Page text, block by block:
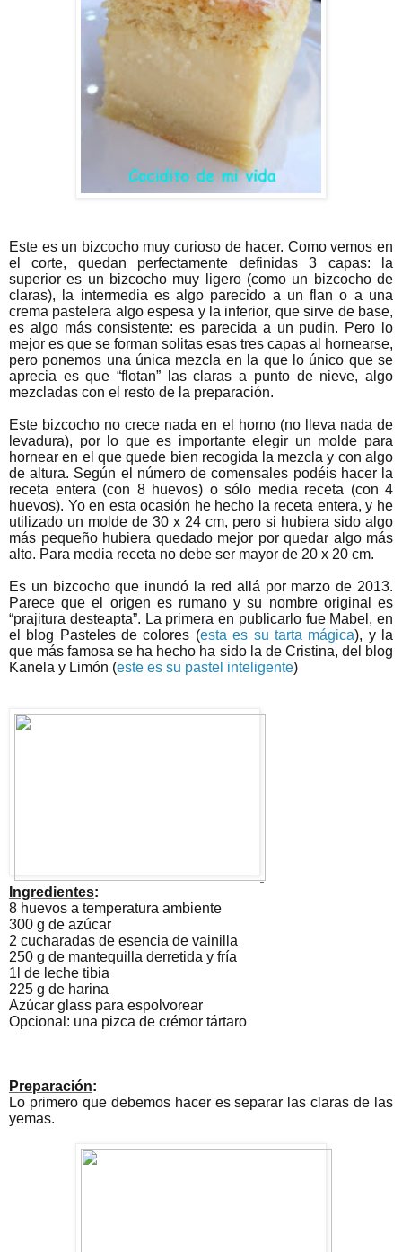
Este es un bizcocho muy curioso de hacer. Como vemos en
el corte, quedan perfectamente definidas 3 capas: la
superior es un bizcocho muy ligero (como un bizcocho de
claras), la intermedia es algo parecido a un flan o a una
crema pastelera algo espesa y la inferior, que sirve de base,
es algo más consistente: es parecida a un pudin. Pero lo
mejor es que se forman solitas esas tres capas al hornearse,
pero ponemos una única mezcla en la que lo único que se
aprecia es que “flotan” las claras a punto de nieve, algo
mezcladas con el resto de la preparación.
Este bizcocho no crece nada en el horno (no lleva nada de
levadura), por lo que es importante elegir un molde para
hornear en el que quede bien recogida la mezcla y con algo
de altura. Según el número de comensales podéis hacer la
receta entera (con 8 huevos) o sólo media receta (con 4
huevos). Yo en esta ocasión he hecho la receta entera, y he
utilizado un molde de 30 x 24 cm, pero si hubiera sido algo
más pequeño hubiera quedado mejor por quedar algo más
alto. Para media receta no debe ser mayor de 20 x 20 cm.
Es un bizcocho que inundó la red allá por marzo de 2013.
Parece que el origen es rumano y su nombre original es
“prajitura desteapta”. La primera en publicarlo fue Mabel, en
el blog Pasteles de colores (esta es su tarta mágica), y la
que más famosa se ha hecho ha sido la de Cristina, del blog
Kanela y Limón (este es su pastel inteligente)
Ingredientes:
8 huevos a temperatura ambiente
300 g de azúcar
2 cucharadas de esencia de vainilla
250 g de mantequilla derretida y fría
1l de leche tibia
225 g de harina
Azúcar glass para espolvorear
Opcional: una pizca de crémor tártaro
Preparación:
Lo primero que debemos hacer es separar las claras de las
yemas.